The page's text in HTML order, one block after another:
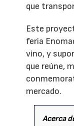
que
Este
feria
vino, y
que reúne,
mercado.
Acerca